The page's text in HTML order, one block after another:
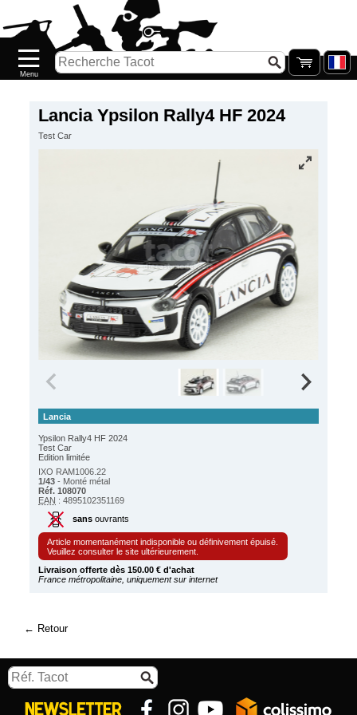
Lancia Ypsilon Rally4 HF 2024
Test Car
Lancia
Ypsilon Rally4 HF 2024
Test Car
Edition limitée
IXO RAM1006.22
1/43 - Monté métal
Réf. 108070
EAN : 4895102351169
sansouvrants
Article momentanément indisponible ou définivement épuisé.
Veuillez consulter le site ultérieurement.
Livraison offerte dès 150.00 € d'achat
France métropolitaine, uniquement sur internet
Retour
Nouveautés
Catalogue/Stock
PETITS